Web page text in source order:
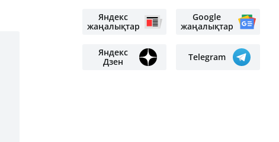
Яндекс
жаңалықтар
Google
жаңалықтар
Яндекс
Дзен
Telegram